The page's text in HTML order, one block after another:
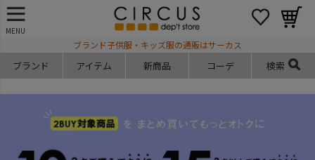
MENU
ブランド子供服・キッズ服の通販はサーカス
ブランド アイテム 新商品 コーデ 検索